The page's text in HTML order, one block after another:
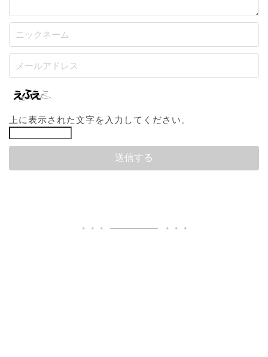
上に表示された文字を入力してください。